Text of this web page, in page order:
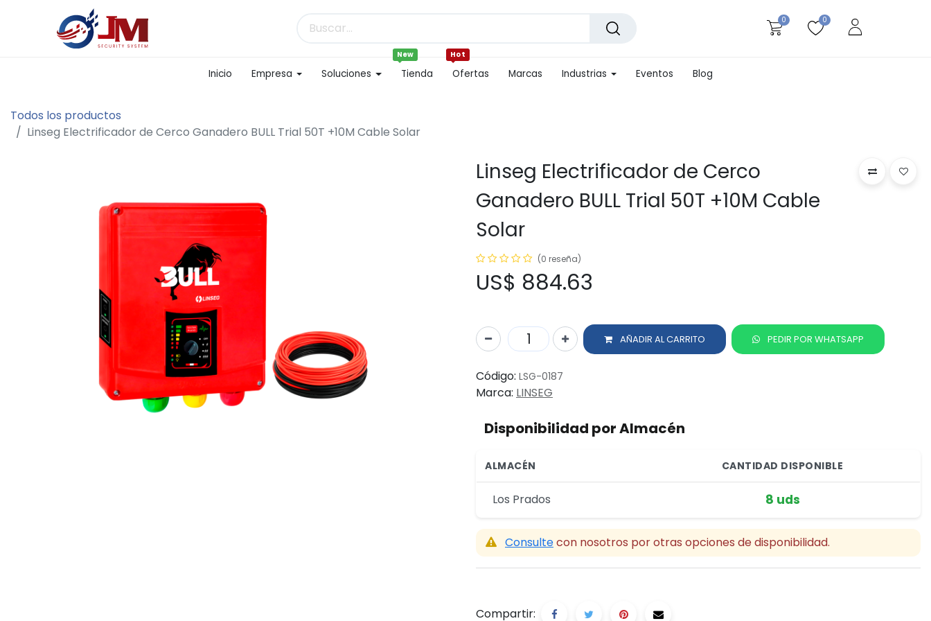
0 0
Inicio Empresa Soluciones Tienda
New
Ofertas
Hot
Marcas Industrias Eventos Blog
Todos los productos
Linseg Electrificador de Cerco Ganadero BULL Trial 50T +10M Cable Solar
Linseg Electrificador de Cerco
Ganadero BULL Trial 50T +10M Cable
Solar
(0 reseña)
US$ 884.63
AÑADIR AL CARRITO PEDIR POR WHATSAPP
Código: LSG-0187
Marca: LINSEG
Disponibilidad por Almacén
ALMACÉN CANTIDAD DISPONIBLE
Los Prados 8 uds
Consultecon nosotros por otras opciones de disponibilidad.
Compartir: